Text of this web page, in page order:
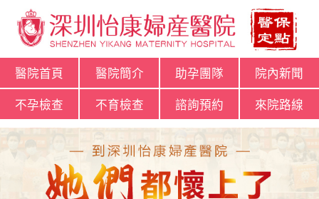
醫院首頁 醫院簡介 助孕團隊 院內新聞
不孕檢查 不育檢查 諮詢預約 來院路線